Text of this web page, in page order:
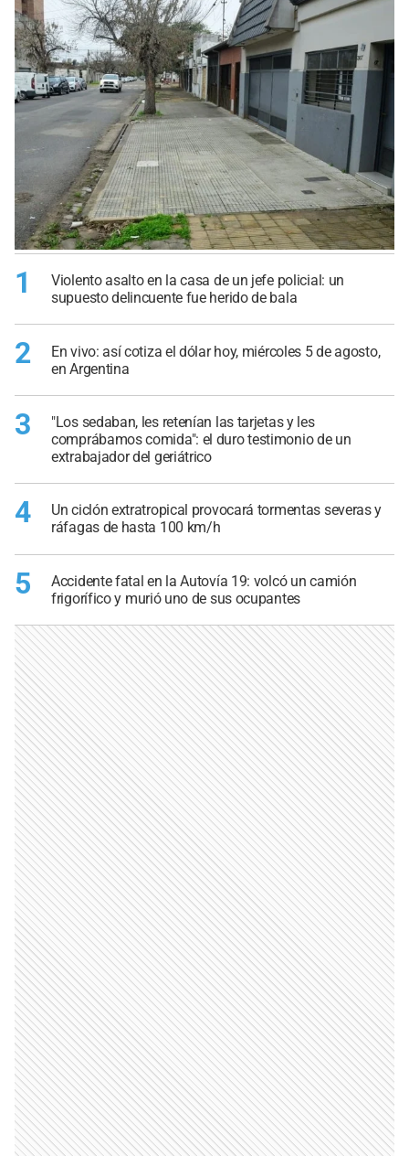
1
Violento asalto en la casa de un jefe policial: un
supuesto delincuente fue herido de bala
2
En vivo: así cotiza el dólar hoy, miércoles 5 de agosto,
en Argentina
3
"Los sedaban, les retenían las tarjetas y les
comprábamos comida": el duro testimonio de un
extrabajador del geriátrico
4
Un ciclón extratropical provocará tormentas severas y
ráfagas de hasta 100 km/h
5
Accidente fatal en la Autovía 19: volcó un camión
frigorífico y murió uno de sus ocupantes